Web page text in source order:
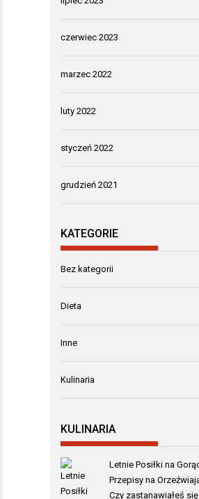
czerwiec 2023
marzec 2022
luty 2022
styczeń 2022
grudzień 2021
KATEGORIE
Bez kategorii
Dieta
Inne
Kulinaria
KULINARIA
Letnie Posiłki na
Przepisy na
Czy zastanawiałeś